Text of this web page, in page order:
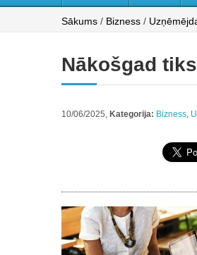
Sākums / Bizness /
Nākošgad
10/06/2025, Kategorija: Bizness,